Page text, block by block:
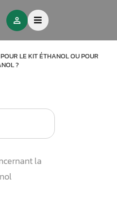
LE KIT ÉTHANOL OU POUR
?
la